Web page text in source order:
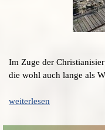
Im Zuge der
die wohl auch lange als
weiterlesen